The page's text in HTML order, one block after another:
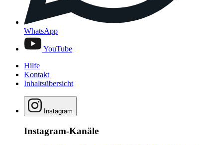
WhatsApp
YouTube
Hilfe
Kontakt
Inhaltsübersicht
Instagram
Instagram-Kanäle